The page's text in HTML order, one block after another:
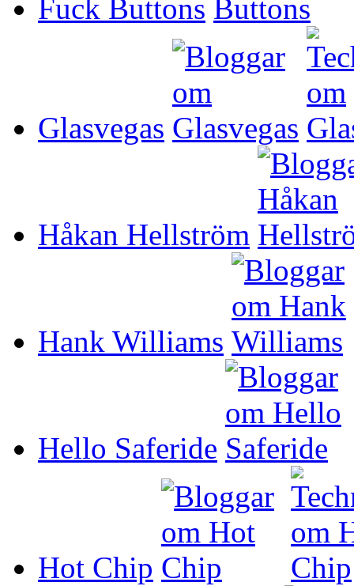
Fuck Buttons
Glasvegas
Håkan Hellström
Hank Williams
Hello Saferide
Hot Chip